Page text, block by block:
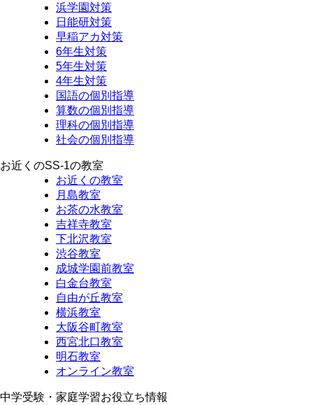
浜学園対策
日能研対策
早稲アカ対策
6年生対策
5年生対策
4年生対策
国語の個別指導
算数の個別指導
理科の個別指導
社会の個別指導
お近くのSS-1の教室
お近くの教室
月島教室
お茶の水教室
吉祥寺教室
下北沢教室
渋谷教室
成城学園前教室
白金台教室
自由が丘教室
横浜教室
大阪谷町教室
西宮北口教室
明石教室
オンライン教室
中学受験・家庭学習お役立ち情報